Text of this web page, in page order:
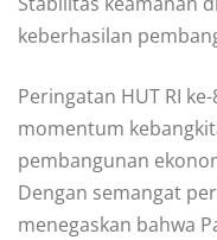
keberhasilan
Peringatan HUT RI
momentum
pembangunan
Dengan semangat
menegaskan bahwa